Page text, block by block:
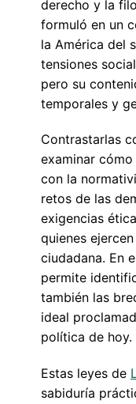
derecho y la
formuló en un
la América del
tensiones
pero su
temporales y
Contrastarlas
examinar
con la
retos de las
exigencias
quienes
ciudadana. En
permite
también las
ideal
política de hoy.
Estas leyes de
sabiduría